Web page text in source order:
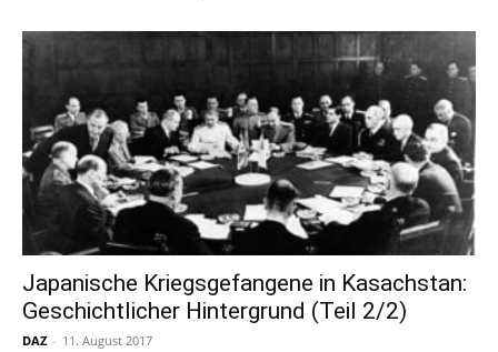
Japanische Kriegsgefangene in Kasachstan:
Geschichtlicher Hintergrund (Teil 2/2)
DAZ - 11. August 2017